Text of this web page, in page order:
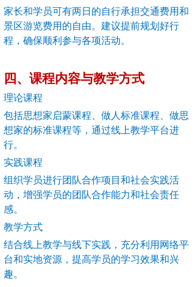
家长和学员可有两日的自行承担交通费用和
景区游览费用的自由。建议提前规划好行
程，确保顺利参与各项活动。
四、课程内容与教学方式
理论课程
包括思想家启蒙课程、做人标准课程、做思
想家的标准课程等，通过线上教学平台进
行。
实践课程
组织学员进行团队合作项目和社会实践活
动，增强学员的团队合作能力和社会责任
感。
教学方式
结合线上教学与线下实践，充分利用网络平
台和实地资源，提高学员的学习效果和兴
趣。